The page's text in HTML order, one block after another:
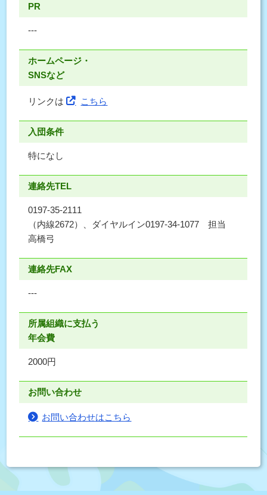
PR
---
ホームページ・
SNSなど
リンクは こちら
入団条件
特になし
連絡先TEL
0197-35-2111
（内線2672）、ダイヤルイン0197-34-1077 担当
高橋弓
連絡先FAX
---
所属組織に支払う
年会費
2000円
お問い合わせ
お問い合わせはこちら